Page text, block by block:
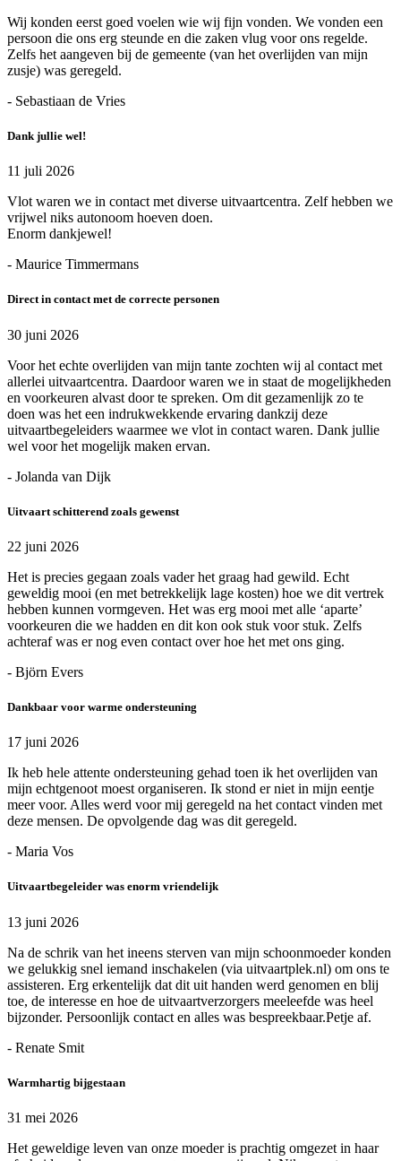
Wij konden eerst goed voelen wie wij fijn vonden. We vonden een
persoon die ons erg steunde en die zaken vlug voor ons regelde.
Zelfs het aangeven bij de gemeente (van het overlijden van mijn
zusje) was geregeld.
- Sebastiaan de Vries
Dank jullie wel!
11 juli 2026
Vlot waren we in contact met diverse uitvaartcentra. Zelf hebben we
vrijwel niks autonoom hoeven doen.
Enorm dankjewel!
- Maurice Timmermans
Direct in contact met de correcte personen
30 juni 2026
Voor het echte overlijden van mijn tante zochten wij al contact met
allerlei uitvaartcentra. Daardoor waren we in staat de mogelijkheden
en voorkeuren alvast door te spreken. Om dit gezamenlijk zo te
doen was het een indrukwekkende ervaring dankzij deze
uitvaartbegeleiders waarmee we vlot in contact waren. Dank jullie
wel voor het mogelijk maken ervan.
- Jolanda van Dijk
Uitvaart schitterend zoals gewenst
22 juni 2026
Het is precies gegaan zoals vader het graag had gewild. Echt
geweldig mooi (en met betrekkelijk lage kosten) hoe we dit vertrek
hebben kunnen vormgeven. Het was erg mooi met alle ‘aparte’
voorkeuren die we hadden en dit kon ook stuk voor stuk. Zelfs
achteraf was er nog even contact over hoe het met ons ging.
- Björn Evers
Dankbaar voor warme ondersteuning
17 juni 2026
Ik heb hele attente ondersteuning gehad toen ik het overlijden van
mijn echtgenoot moest organiseren. Ik stond er niet in mijn eentje
meer voor. Alles werd voor mij geregeld na het contact vinden met
deze mensen. De opvolgende dag was dit geregeld.
- Maria Vos
Uitvaartbegeleider was enorm vriendelijk
13 juni 2026
Na de schrik van het ineens sterven van mijn schoonmoeder konden
we gelukkig snel iemand inschakelen (via uitvaartplek.nl) om ons te
assisteren. Erg erkentelijk dat dit uit handen werd genomen en blij
toe, de interesse en hoe de uitvaartverzorgers meeleefde was heel
bijzonder. Persoonlijk contact en alles was bespreekbaar.Petje af.
- Renate Smit
Warmhartig bijgestaan
31 mei 2026
Het geweldige leven van onze moeder is prachtig omgezet in haar